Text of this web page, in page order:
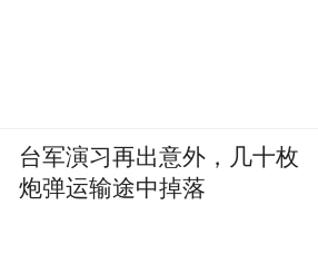
台军演习再出意外，几十枚
炮弹运输途中掉落